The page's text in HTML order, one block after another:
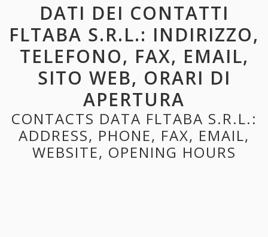
DATI DEI CONTATTI
FLTABA S.R.L.: INDIRIZZO,
TELEFONO, FAX, EMAIL,
SITO WEB, ORARI DI
APERTURA
CONTACTS DATA FLTABA S.R.L.:
ADDRESS, PHONE, FAX, EMAIL,
WEBSITE, OPENING HOURS